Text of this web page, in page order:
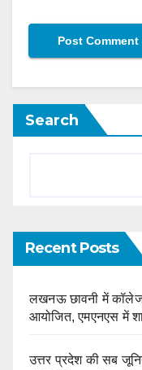
Search
Recent Posts
लखनऊ छावनी में कॉलेज
आयोजित, एमएनएस में
उत्तर प्रदेश की सब